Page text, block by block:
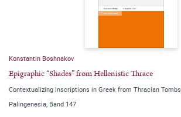
Konstantin Boshnakov
Epigraphic “Shades” from Hellenistic Thrace
Contextualizing Inscriptions in Greek from Thracian Tombs
Palingenesia, Band 147